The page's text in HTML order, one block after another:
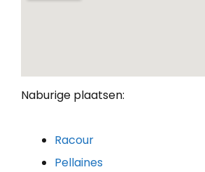
Naburige plaatsen:
Racour
Pellaines